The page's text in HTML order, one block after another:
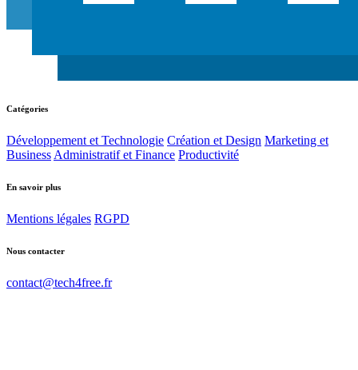
Catégories
Développement et Technologie Création et Design Marketing et
Business Administratif et Finance Productivité
En savoir plus
Mentions légales RGPD
Nous contacter
contact@tech4free.fr